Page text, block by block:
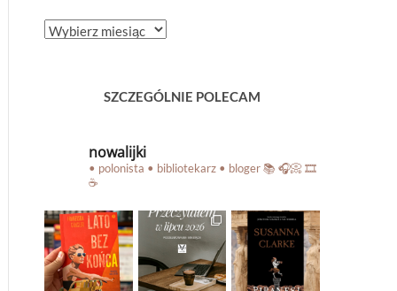
ARCHIWUM
SZCZEGÓLNIE POLECAM
nowalijki
• polonista • bibliotekarz • bloger📚 🎧📀 🎞️
☕️